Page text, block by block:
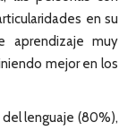
en su
aprendizaje muy
mejor en los
lenguaje (80%),